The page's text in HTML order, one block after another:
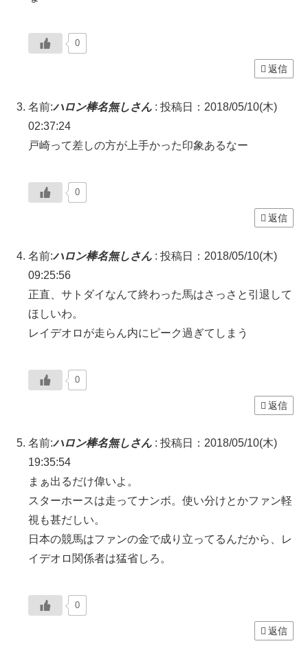
0
返信
名前:ハロン棒名無しさん : 投稿日：2018/05/10(木)
02:37:24
戸崎って差しの方が上手かった印象あるなー
0
返信
名前:ハロン棒名無しさん : 投稿日：2018/05/10(木)
09:25:56
正直、サトダイなんて終わった馬はさっさと引退して
ほしいわ。
レイデオロが走らん内にピーク過ぎてしまう
0
返信
名前:ハロン棒名無しさん : 投稿日：2018/05/10(木)
19:35:54
まぁ出るだけ偉いよ。
スターホースは走ってナンボ。使い分けとかファン軽
視も甚だしい。
日本の競馬はファンの金で成り立ってるんだから、レ
イデオロ関係者は猛省しろ。
0
返信